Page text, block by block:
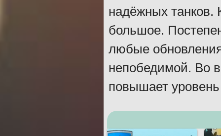
надёжных танков.
большое.
любые
непобедимой. Во
повышает